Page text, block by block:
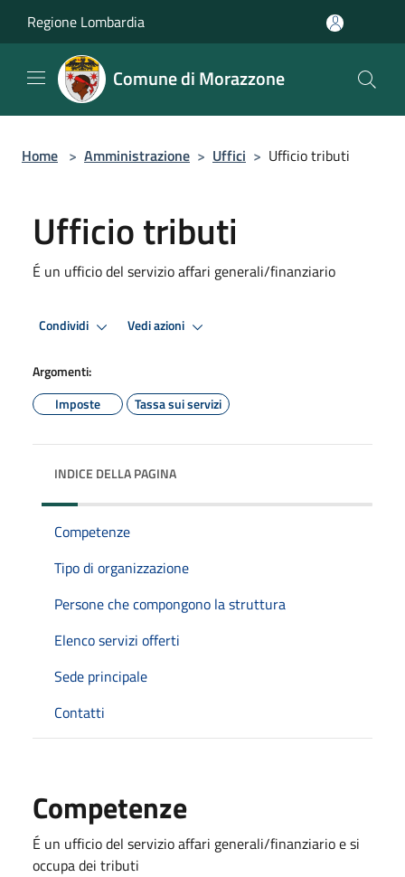
Regione Lombardia
Comune di Morazzone
Home > Amministrazione > Uffici > Ufficio tributi
Ufficio tributi
É un ufficio del servizio affari generali/finanziario
Condividi Vedi azioni
Argomenti:
Imposte
Tassa sui servizi
INDICE DELLA PAGINA
Competenze
Tipo di organizzazione
Persone che compongono la struttura
Elenco servizi offerti
Sede principale
Contatti
Competenze
É un ufficio del servizio affari generali/finanziario e si
occupa dei tributi